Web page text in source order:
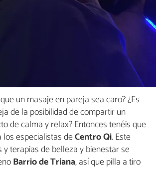
un masaje en pareja sea caro? ¿Es
de la posibilidad de compartir un
de calma y relax? Entonces tenéis que
los especialistas deCentro Qi. Este
y terapias de belleza y bienestar se
Barrio de Triana, así que pilla a tiro